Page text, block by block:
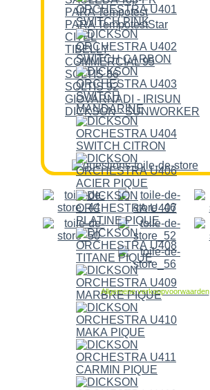
PARA Tempotest
PARA TempotestStar
CITEL
TIBELLY
COMMERCIAL 95
SOLTIS 86
SOLTIS 92
GIOVARNADI - IRISUN
DICKSON - SUNWORKER
Allgemene verkoopvoorwaarden